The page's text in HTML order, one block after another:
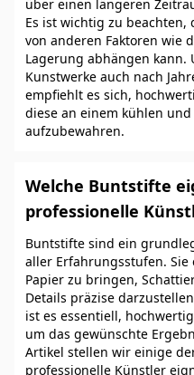
über einen längeren
Es ist wichtig zu beachten,
von anderen Faktoren wie
Lagerung abhängen kann.
Kunstwerke auch nach
empfiehlt es sich,
diese an einem kühlen
aufzubewahren.
Welche Buntstifte
professionelle
Buntstifte sind ein
aller Erfahrungsstufen.
Papier zu bringen,
Details präzise
ist es essentiell,
um das gewünschte
Artikel stellen wir einige
professionelle Künstler